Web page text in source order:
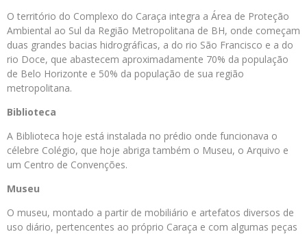
O território do Complexo do Caraça integra a Área de Proteção
Ambiental ao Sul da Região Metropolitana de BH, onde começam
duas grandes bacias hidrográficas, a do rio São Francisco e a do
rio Doce, que abastecem aproximadamente 70% da população
de Belo Horizonte e 50% da população de sua região
metropolitana.
Biblioteca
A Biblioteca hoje está instalada no prédio onde funcionava o
célebre Colégio, que hoje abriga também o Museu, o Arquivo e
um Centro de Convenções.
Museu
O museu, montado a partir de mobiliário e artefatos diversos de
uso diário, pertencentes ao próprio Caraça e com algumas peças